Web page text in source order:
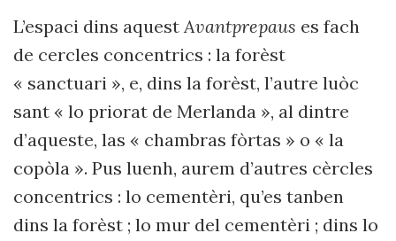
L’espaci dins aquestAvantprepaus es fach
de cercles concentrics : la forèst
« sanctuari », e, dins la forèst, l’autre luòc
sant « lo priorat de Merlanda », al dintre
d’aqueste, las « chambras fòrtas » o « la
copòla ». Pus luenh, aurem d’autres cèrcles
concentrics : lo cementèri, qu’es tanben
dins la forèst ; lo mur del cementèri ; dins lo